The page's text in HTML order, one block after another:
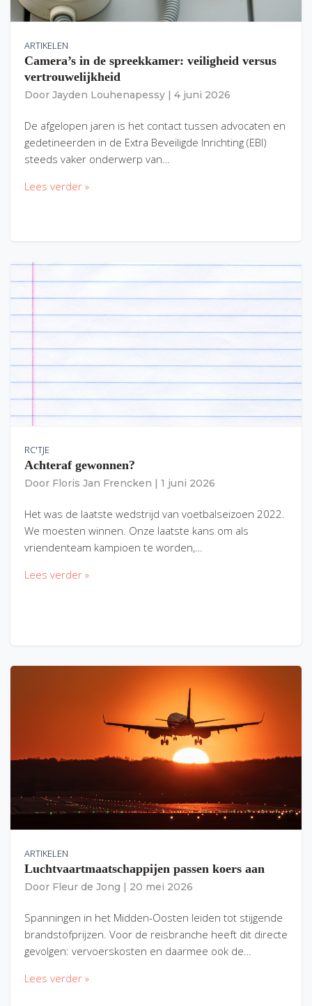
ARTIKELEN
Camera’s in de spreekkamer: veiligheid versus
vertrouwelijkheid
Door Jayden Louhenapessy 4 juni 2026
De afgelopen jaren is het contact tussen advocaten en
gedetineerden in de Extra Beveiligde Inrichting (EBI)
steeds vaker onderwerp van…
Lees verder »
RC'TJE
Achteraf gewonnen?
Door Floris Jan Frencken 1 juni 2026
Het was de laatste wedstrijd van voetbalseizoen 2022.
We moesten winnen. Onze laatste kans om als
vriendenteam kampioen te worden,…
Lees verder »
ARTIKELEN
Luchtvaartmaatschappijen passen koers aan
Door Fleur de Jong 20 mei 2026
Spanningen in het Midden-Oosten leiden tot stijgende
brandstofprijzen. Voor de reisbranche heeft dit directe
gevolgen: vervoerskosten en daarmee ook de…
Lees verder »